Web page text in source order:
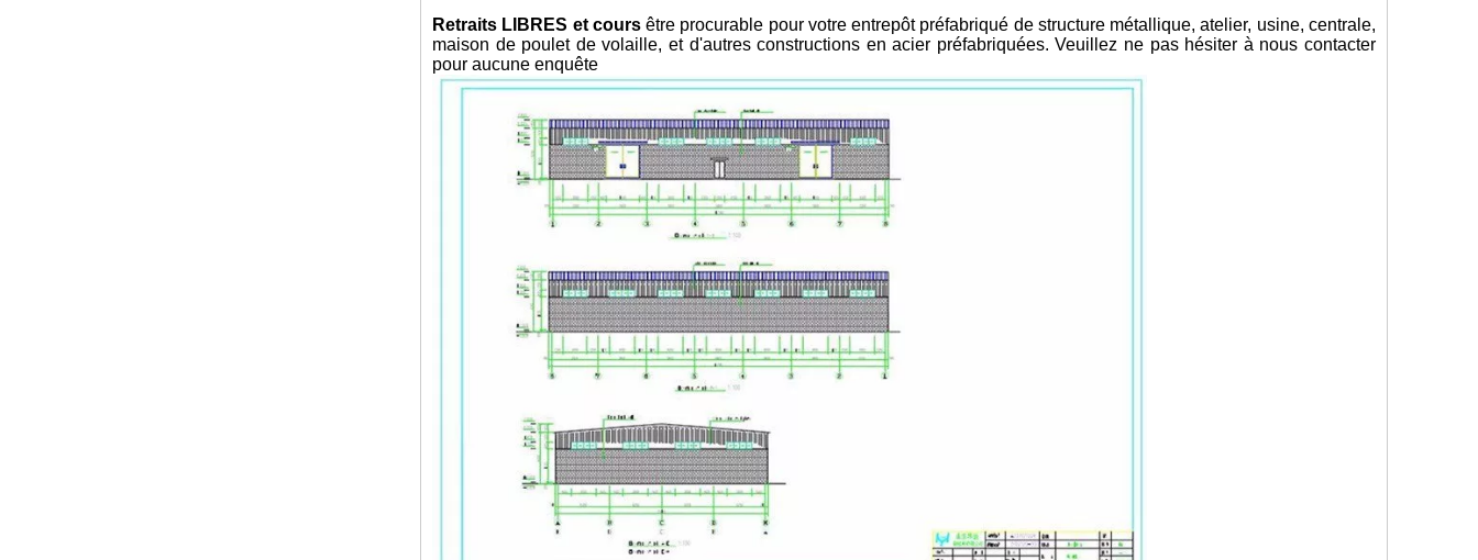
Retraits LIBRES et cours être procurable pour votre entrepôt préfabriqué de structure métallique, atelier, usine, centrale,
maison de poulet de volaille, et d'autres constructions en acier préfabriquées. Veuillez ne pas hésiter à nous contacter
pour aucune enquête